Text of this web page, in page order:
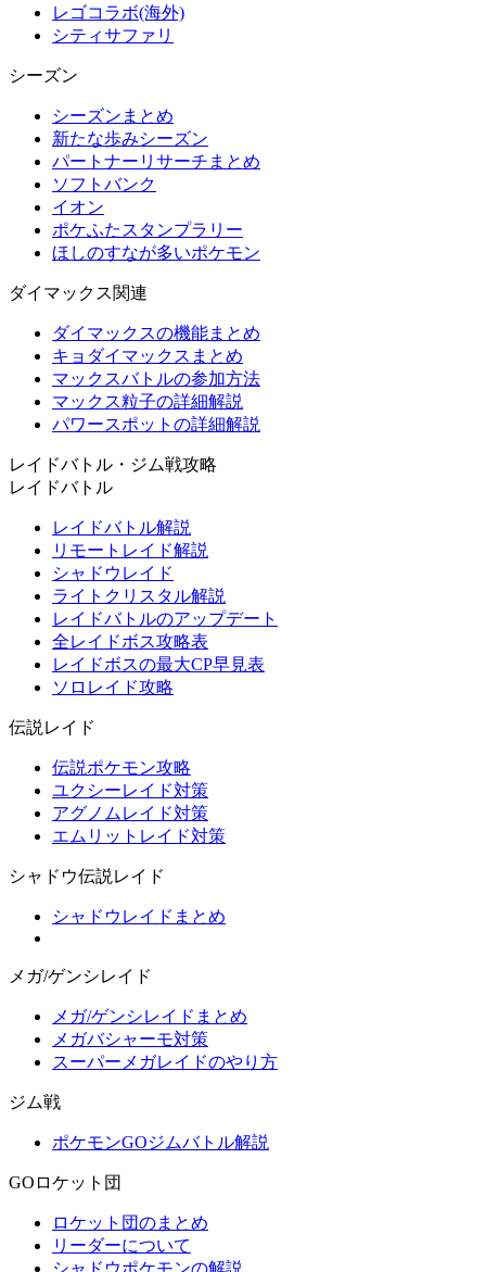
レゴコラボ(海外)
シティサファリ
シーズン
シーズンまとめ
新たな歩みシーズン
パートナーリサーチまとめ
ソフトバンク
イオン
ポケふたスタンプラリー
ほしのすなが多いポケモン
ダイマックス関連
ダイマックスの機能まとめ
キョダイマックスまとめ
マックスバトルの参加方法
マックス粒子の詳細解説
パワースポットの詳細解説
レイドバトル・ジム戦攻略
レイドバトル
レイドバトル解説
リモートレイド解説
シャドウレイド
ライトクリスタル解説
レイドバトルのアップデート
全レイドボス攻略表
レイドボスの最大CP早見表
ソロレイド攻略
伝説レイド
伝説ポケモン攻略
ユクシーレイド対策
アグノムレイド対策
エムリットレイド対策
シャドウ伝説レイド
シャドウレイドまとめ
メガ/ゲンシレイド
メガ/ゲンシレイドまとめ
メガバシャーモ対策
スーパーメガレイドのやり方
ジム戦
ポケモンGOジムバトル解説
GOロケット団
ロケット団のまとめ
リーダーについて
シャドウポケモンの解説